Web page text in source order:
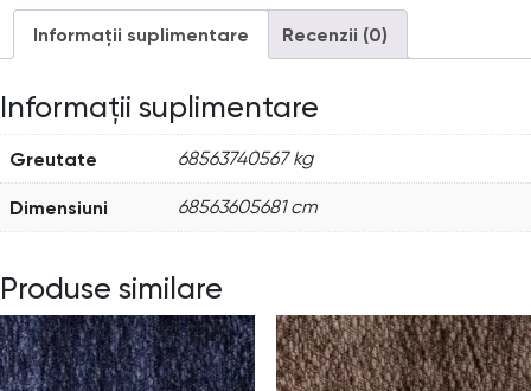
Informații suplimentare Recenzii (0)
Informații suplimentare
Greutate 68563740567 kg
Dimensiuni 68563605681 cm
Produse similare